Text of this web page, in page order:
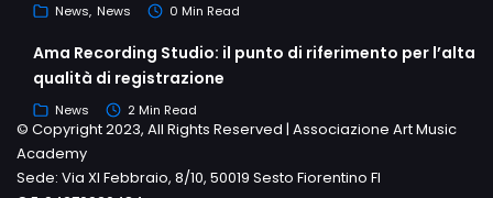
News News 0 Min Read
Ama Recording Studio: il punto di riferimento per l’alta
qualità di registrazione
News 2 Min Read
© Copyright 2023, All Rights Reserved | Associazione Art Music
Academy
Sede: Via XI Febbraio, 8/10, 50019 Sesto Fiorentino FI